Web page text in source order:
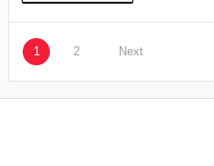
1 2 Next